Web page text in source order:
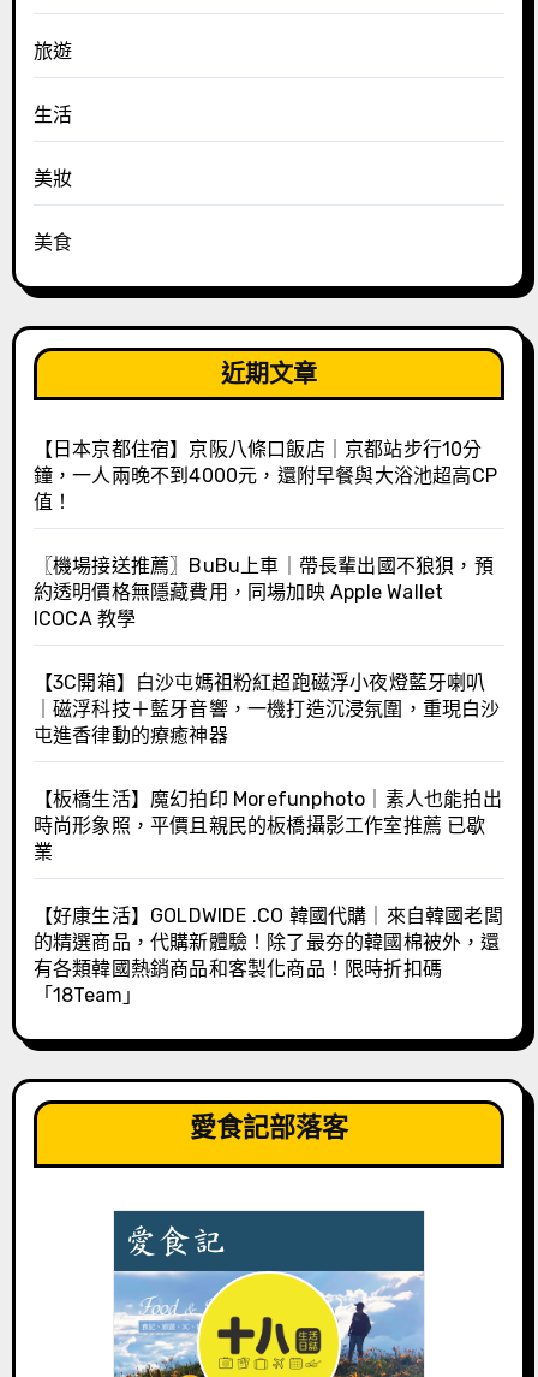
旅遊
生活
美妝
美食
近期文章
【日本京都住宿】京阪八條口飯店｜京都站步行10分
鐘，一人兩晚不到4000元，還附早餐與大浴池超高CP
值！
〖機場接送推薦〗BuBu上車｜帶長輩出國不狼狽，預
約透明價格無隱藏費用，同場加映 Apple Wallet
ICOCA 教學
【3C開箱】白沙屯媽祖粉紅超跑磁浮小夜燈藍牙喇叭
｜磁浮科技＋藍牙音響，一機打造沉浸氛圍，重現白沙
屯進香律動的療癒神器
【板橋生活】魔幻拍印 Morefunphoto｜素人也能拍出
時尚形象照，平價且親民的板橋攝影工作室推薦 已歇
業
【好康生活】GOLDWIDE .CO 韓國代購｜來自韓國老闆
的精選商品，代購新體驗！除了最夯的韓國棉被外，還
有各類韓國熱銷商品和客製化商品！限時折扣碼
「18Team」
愛食記部落客